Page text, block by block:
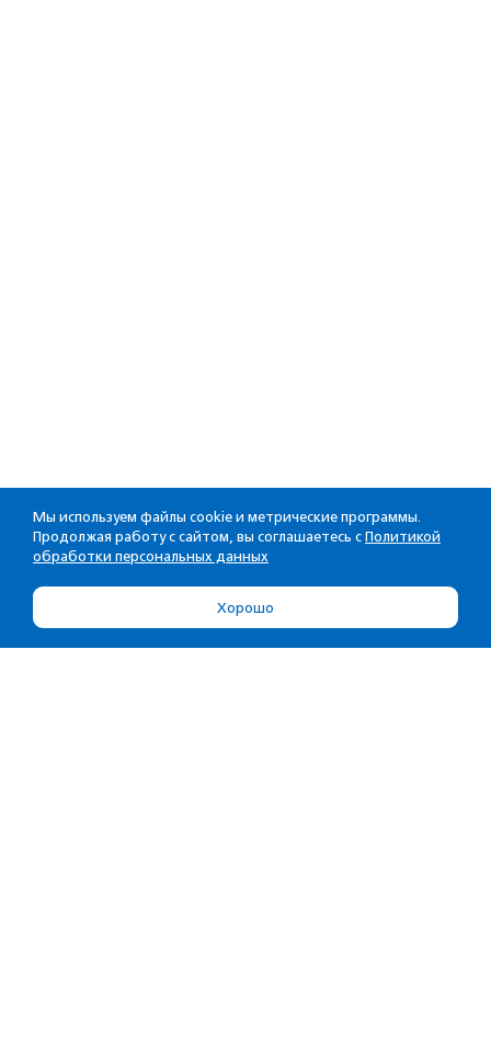
Мы используем файлы cookie и метрические программы.
Продолжая работу с сайтом, вы соглашаетесь с Политикой
обработки персональных данных
Хорошо